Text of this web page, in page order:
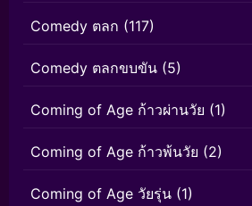
Comedy ตลก (117)
Comedy ตลกขบขัน (5)
Coming of Age ก้าวผ่านวัย (1)
Coming of Age ก้าวพ้นวัย (2)
Coming of Age วัยรุ่น (1)